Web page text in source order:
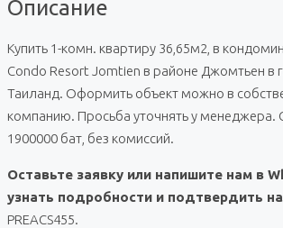
Описание
Купить 1-комн. квартиру 36,65м2, в
Condo Resort Jomtien в районе Джомтьен в
Таиланд. Оформить объект можно в
компанию. Просьба уточнять у менеджера.
1900000 бат, без комиссий.
Оставьте заявку или напишите нам в
узнать подробности и подтвердить
PREACS455.